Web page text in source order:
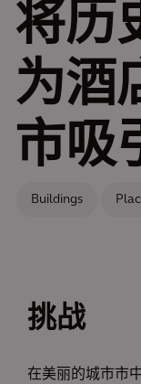
将历
为酒
市吸
Buildings
挑战
在美丽的城市市